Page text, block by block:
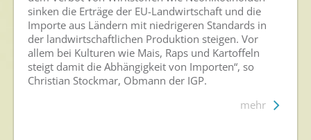
sinken die Erträge der EU-Landwirtschaft und die
Importe aus Ländern mit niedrigeren Standards in
der landwirtschaftlichen Produktion steigen. Vor
allem bei Kulturen wie Mais, Raps und Kartoffeln
steigt damit die Abhängigkeit von Importen“, so
Christian Stockmar, Obmann der IGP.
mehr